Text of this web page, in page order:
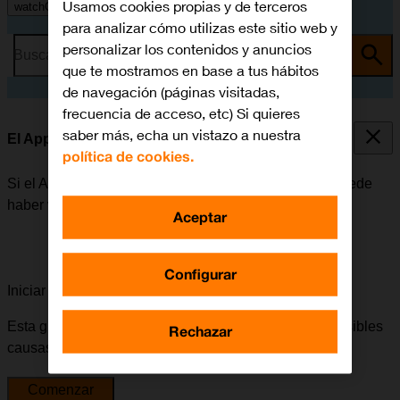
watchOS 10
Busca por problema o tema
El Apple Watch funciona lentamente
Si el Apple Watch empieza a funcionar lentamente, puede
haber varias causas posibles al problema.
Iniciar la guía para solucionar tu problema
Esta guía te va a conducir a través de una serie de posibles
causas y soluciones al problema.
Comenzar
Usamos cookies propias y de terceros
para analizar cómo utilizas este sitio web y
personalizar los contenidos y anuncios
que te mostramos en base a tus hábitos
de navegación (páginas visitadas,
frecuencia de acceso, etc) Si quieres
saber más, echa un vistazo a nuestra
política de cookies.
Configurar
Rechazar
Aceptar